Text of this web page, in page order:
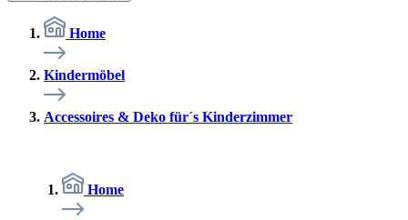
Home
Kindermöbel
Accessoires & Deko für´s Kinderzimmer
Home